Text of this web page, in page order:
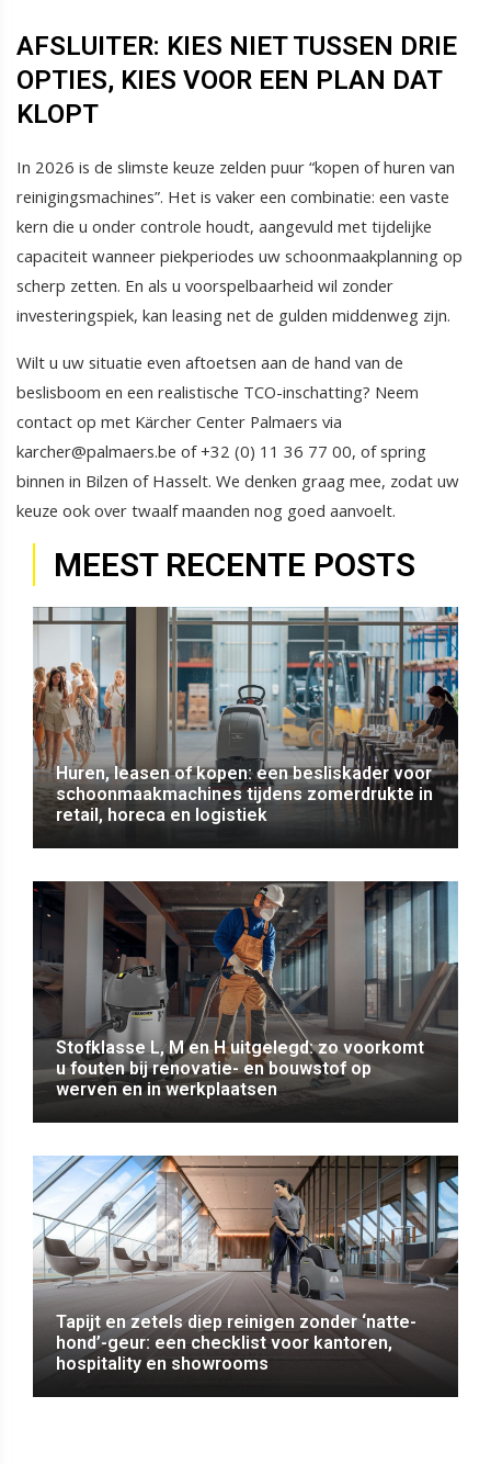
AFSLUITER: KIES NIET TUSSEN DRIE
OPTIES, KIES VOOR EEN PLAN DAT
KLOPT
In 2026 is de slimste keuze zelden puur “kopen of huren van
reinigingsmachines”. Het is vaker een combinatie: een vaste
kern die u onder controle houdt, aangevuld met tijdelijke
capaciteit wanneer piekperiodes uw schoonmaakplanning op
scherp zetten. En als u voorspelbaarheid wil zonder
investeringspiek, kan leasing net de gulden middenweg zijn.
Wilt u uw situatie even aftoetsen aan de hand van de
beslisboom en een realistische TCO-inschatting? Neem
contact op met Kärcher Center Palmaers via
karcher@palmaers.be of +32 (0) 11 36 77 00, of spring
binnen in Bilzen of Hasselt. We denken graag mee, zodat uw
keuze ook over twaalf maanden nog goed aanvoelt.
MEEST RECENTE POSTS
Huren, leasen of kopen: een besliskader voor
schoonmaakmachines tijdens zomerdrukte in
retail, horeca en logistiek
Stofklasse L, M en H uitgelegd: zo voorkomt
u fouten bij renovatie- en bouwstof op
werven en in werkplaatsen
Tapijt en zetels diep reinigen zonder ‘natte-
hond’-geur: een checklist voor kantoren,
hospitality en showrooms